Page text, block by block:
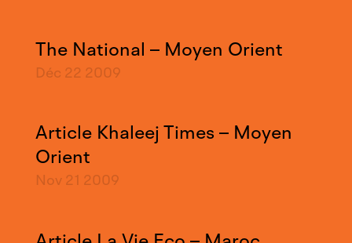
The National – Moyen Orient
Déc 22 2009
Article Khaleej Times – Moyen
Orient
Nov 21 2009